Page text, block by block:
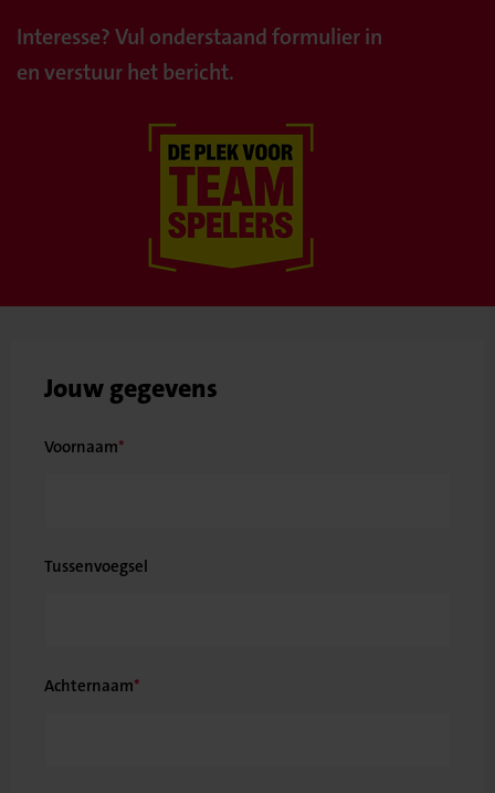
Interesse? Vul onderstaand formulier in
en verstuur het bericht.
Jouw gegevens
Voornaam
Tussenvoegsel
Achternaam